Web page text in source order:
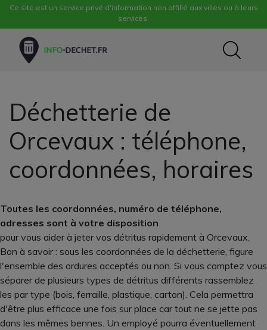
Ce site est un service privé d'information non affilié aux villes ou à leurs
services.
Déchetterie de
Orcevaux : téléphone,
coordonnées, horaires
Toutes les coordonnées, numéro de téléphone,
adresses sont à votre disposition
pour vous aider à jeter vos détritus rapidement à Orcevaux.
Bon à savoir : sous les coordonnées de la déchetterie, figure
l'ensemble des ordures acceptés ou non. Si vous comptez vous
séparer de plusieurs types de détritus différents rassemblez
les par type (bois, ferraille, plastique, carton). Cela permettra
d'être plus efficace une fois sur place car tout ne se jette pas
dans les mêmes bennes. Un employé pourra éventuellement